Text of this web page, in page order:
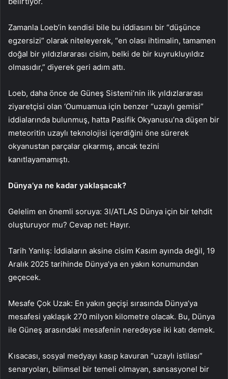
Zamanla Loeb’in kendisi bile bu iddiasını bir “düşünce
egzersizi” olarak niteleyerek, “en olası ihtimalin, tamamen
doğal bir yıldızlararası cisim, belki de bir kuyrukluyıldız
olmasıdır,” diyerek geri adım attı.
Loeb, daha önce de Güneş Sistemi’nin ilk yıldızlararası
ziyaretçisi olan ‘Oumuamua için benzer “uzaylı gemisi”
iddialarında bulunmuş, hatta Pasifik Okyanusu’na düşen bir
meteoritin uzaylı teknolojisi içerdiğini öne sürerek
okyanustan parçalar çıkarmış, ancak tezini
kanıtlayamamıştı.
Dünya’ya ne kadar yaklaşacak?
Gelelim en önemli soruya: 3I/ATLAS Dünya için bir tehdit
oluşturuyor mu? Cevap net: Hayır.
Tarih Yanlış: İddiaların aksine cisim Kasım ayında değil, 19
Aralık 2025 tarihinde Dünya’ya en yakın konumundan
geçecek.
Mesafe Çok Uzak: En yakın geçişi sırasında Dünya’ya
mesafesi yaklaşık 270 milyon kilometre olacak. Bu, Dünya
ile Güneş arasındaki mesafenin neredeyse iki katı demek.
Kısacası, sosyal medyayı kasıp kavuran “uzaylı istilası”
senaryoları, bilimsel bir temeli olmayan, sansasyonel bir